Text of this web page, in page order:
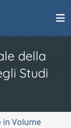
della
Studi
Volume